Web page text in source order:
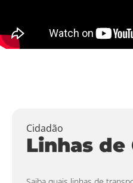
Cidadão
Linhas de